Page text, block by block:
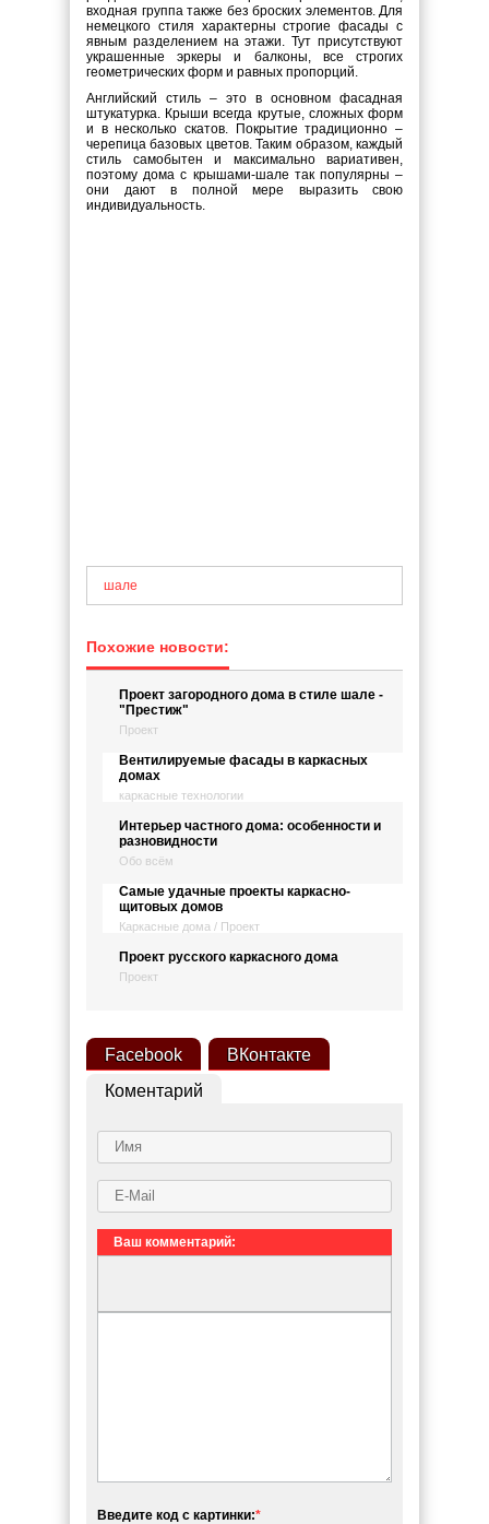
входная группа также без броских элементов. Для
немецкого стиля характерны строгие фасады с
явным разделением на этажи. Тут присутствуют
украшенные эркеры и балконы, все строгих
геометрических форм и равных пропорций.
Английский стиль – это в основном фасадная
штукатурка. Крыши всегда крутые, сложных форм
и в несколько скатов. Покрытие традиционно –
черепица базовых цветов. Таким образом, каждый
стиль самобытен и максимально вариативен,
поэтому дома с крышами-шале так популярны –
они дают в полной мере выразить свою
индивидуальность.
шале
Похожие новости:
Проект загородного дома в стиле шале -
"Престиж"
Проект
Вентилируемые фасады в каркасных
домах
каркасные технологии
Интерьер частного дома: особенности и
разновидности
Обо всём
Самые удачные проекты каркасно-
щитовых домов
Каркасные дома / Проект
Проект русского каркасного дома
Проект
Facebook
ВКонтакте
Коментарий
Ваш комментарий:
Введите код с картинки:*